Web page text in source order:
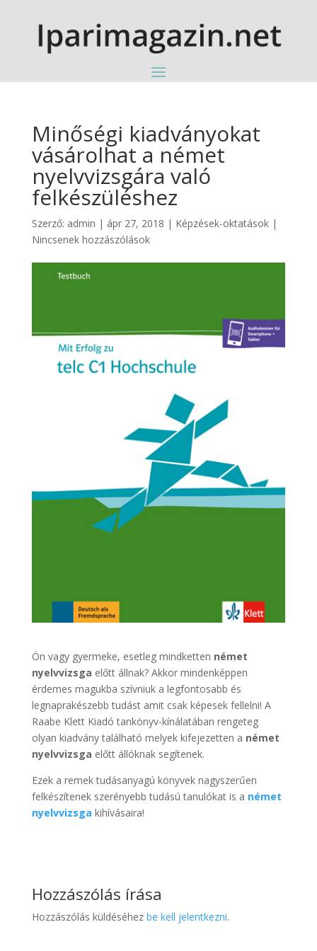
Minőségi kiadványokat
vásárolhat a német
nyelvvizsgára való
felkészüléshez
Szerző: admin | ápr 27, 2018 | Képzések-oktatások|
Nincsenek hozzászólások
Ön vagy gyermeke, esetleg mindketten német
nyelvvizsga előtt állnak? Akkor mindenképpen
érdemes magukba szívniuk a legfontosabb és
legnaprakészebb tudást amit csak képesek fellelni! A
Raabe Klett Kiadó tankönyv-kínálatában rengeteg
olyan kiadvány található melyek kifejezetten a német
nyelvvizsga előtt állóknak segítenek.
Ezek a remek tudásanyagú könyvek nagyszerűen
felkészítenek szerényebb tudású tanulókat is a német
nyelvvizsga kihívásaira!
Hozzászólás írása
Hozzászólás küldéséhez be kell jelentkezni.